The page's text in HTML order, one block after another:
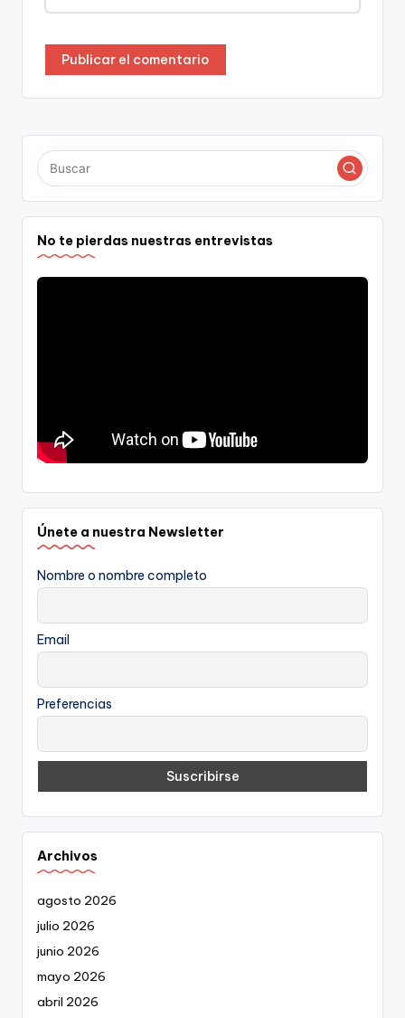
No te pierdas nuestras entrevistas
Únete a nuestra Newsletter
Nombre o nombre completo
Email
Preferencias
Archivos
agosto 2026
julio 2026
junio 2026
mayo 2026
abril 2026